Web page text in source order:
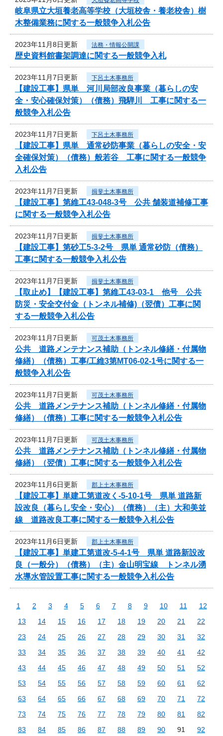
岐阜県立大垣養老高等学校（大垣校舎・養老校舎）樹
木整備業務に関する一般競争入札公告
2023年11月8日更新 法務・情報公開課
歴史資料館書架調達に関する一般競争入札
2023年11月7日更新 下呂土木事務所
【建設工事】県単 河川局部改良事業（暮らしの安
全・安心確保対策）（債務）飛騨川 工事に関する一
般競争入札公告
2023年11月7日更新 下呂土木事務所
【建設工事】県単 通常砂防事業（暮らしの安全・安
全確保対策）（債務）般若谷 工事に関する一般競争
入札公告
2023年11月7日更新 揖斐土木事務所
【建設工事】第維工43-048-3号 公共 舗装道補修工事
に関する一般競争入札公告
2023年11月7日更新 揖斐土木事務所
【建設工事】第砂工5-3-2号 県単 通常砂防（債務）
工事に関する一般競争入札公告
2023年11月7日更新 揖斐土木事務所
【取止め】【建設工事】第維工43-03-1 他号 公共
防災・安全交付金（トンネル補修)（翌債）工事に関
する一般競争入札公告
2023年11月7日更新 可茂土木事務所
公共 道路メンテナンス補助（トンネル修繕・付属物
修繕）（債務）工事/工維3第MT06-02-1号に関する一
般競争入札公告
2023年11月7日更新 可茂土木事務所
公共 道路メンテナンス補助（トンネル修繕・付属物
修繕）（債務）工事に関する一般競争入札公告
2023年11月7日更新 可茂土木事務所
公共 道路メンテナンス補助（トンネル修繕・付属物
修繕）（翌債）工事に関する一般競争入札公告
2023年11月6日更新 郡上土木事務所
【建設工事】単建工第道改く-5-10-1号 県単 道路新
設改良（暮らし安全・安心）（債務）（主）大和美並
線 道路改良工事に関する一般競争入札公告
2023年11月6日更新 郡上土木事務所
【建設工事】単建工第道改-5-4-1号 県単 道路新設改
良（一般分）（債務）（主）金山明宝線 トンネル湧
水導水管設置工事に関する一般競争入札公告
1 2 3 4 5 6 7 8 9 10 11
12
13
14 15 16 17 18 19 20 21
22
23
24 25 26 27 28 29 30 31
32
33
34 35 36 37 38 39 40 41
42
43
44 45 46 47 48 49 50 51
52
53
54 55 56 57 58 59 60 61
62
63
64 65 66 67 68 69 70 71
72
73
74 75 76 77 78 79 80 81
82
83
84 85 86 87 88 89 90 91
92